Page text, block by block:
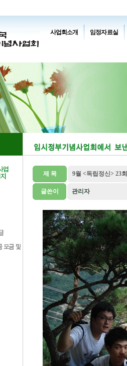
사업회소개 임정자료실
제 목 9월 <독립정신> 23
글쓴이 관리자